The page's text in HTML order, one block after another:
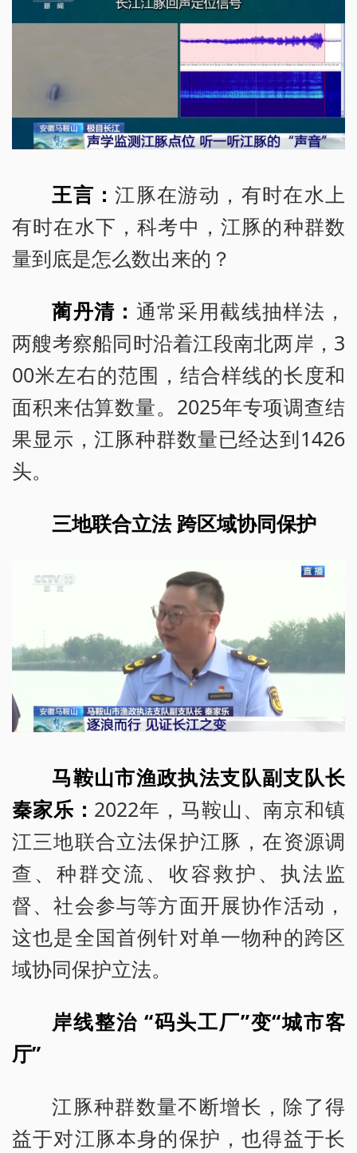
王言：江豚在游动，有时在水上
有时在水下，科考中，江豚的种群数
量到底是怎么数出来的？
蔺丹清： 通常采用截线抽样法，
两艘考察船同时沿着江段南北两岸，3
00米左右的范围，结合样线的长度和
面积来估算数量。2025年专项调查结
果显示，江豚种群数量已经达到1426
头。
三地联合立法 跨区域协同保护
马鞍山市渔政执法支队副支队长
秦家乐： 2022年，马鞍山、南京和镇
江三地联合立法保护江豚，在资源调
查、种群交流、收容救护、执法监
督、社会参与等方面开展协作活动，
这也是全国首例针对单一物种的跨区
域协同保护立法。
岸线整治 “码头工厂”变“城市客
厅”
江豚种群数量不断增长，除了得
益于对江豚本身的保护，也得益于长